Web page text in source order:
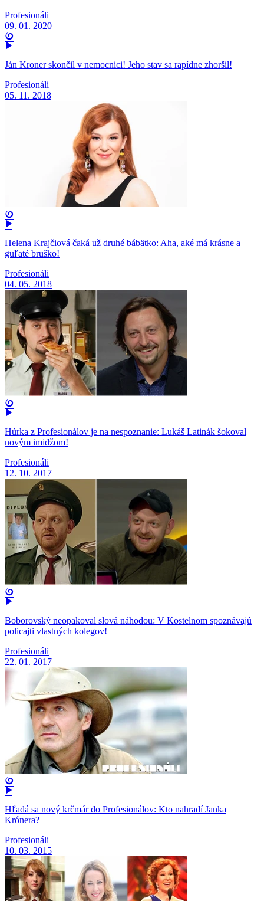
Profesionáli
09. 01. 2020
Ján Kroner skončil v nemocnici! Jeho stav sa rapídne zhoršil!
Profesionáli
05. 11. 2018
Helena Krajčiová čaká už druhé bábätko: Aha, aké má krásne a
guľaté bruško!
Profesionáli
04. 05. 2018
Húrka z Profesionálov je na nespoznanie: Lukáš Latinák šokoval
novým imidžom!
Profesionáli
12. 10. 2017
Boborovský neopakoval slová náhodou: V Kostelnom spoznávajú
policajti vlastných kolegov!
Profesionáli
22. 01. 2017
Hľadá sa nový krčmár do Profesionálov: Kto nahradí Janka
Krónera?
Profesionáli
10. 03. 2015